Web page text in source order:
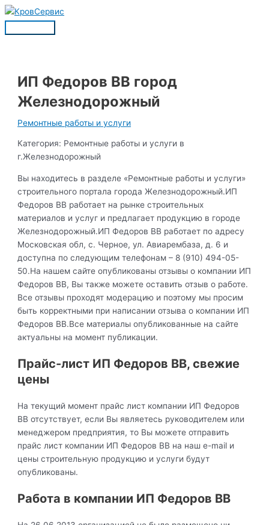
Перейти
к
содержимому
Главное
ИП Федоров ВВ город
Железнодорожный
Ремонтные работы и услуги
Категория: Ремонтные работы и услуги в
г.Железнодорожный
Вы находитесь в разделе «Ремонтные работы и услуги»
строительного портала города Железнодорожный.ИП
Федоров ВВ работает на рынке строительных
материалов и услуг и предлагает продукцию в городе
Железнодорожный.ИП Федоров ВВ работает по адресу
Московская обл, с. Черное, ул. Авиарембаза, д. 6 и
доступна по следующим телефонам – 8 (910) 494-05-
50.На нашем сайте опубликованы отзывы о компании ИП
Федоров ВВ, Вы также можете оставить отзыв о работе.
Все отзывы проходят модерацию и поэтому мы просим
быть корректными при написании отзыва о компании ИП
Федоров ВВ.Все материалы опубликованные на сайте
актуальны на момент публикации.
Прайс-лист ИП Федоров ВВ, свежие
цены
На текущий момент прайс лист компании ИП Федоров
ВВ отсутствует, если Вы являетесь руководителем или
менеджером предприятия, то Вы можете отправить
прайс лист компании ИП Федоров ВВ на наш e-mail и
цены строительную продукцию и услуги будут
опубликованы.
Работа в компании ИП Федоров ВВ